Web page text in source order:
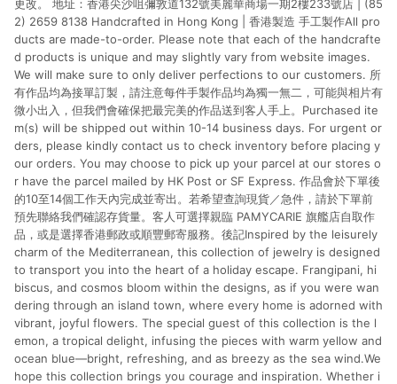
更改。 地址：香港尖沙咀彌敦道132號美麗華商場一期2樓233號店 | (85
2) 2659 8138 Handcrafted in Hong Kong | 香港製造 手工製作All pro
ducts are made-to-order. Please note that each of the handcrafte
d products is unique and may slightly vary from website images.
We will make sure to only deliver perfections to our customers. 所
有作品均為接單訂製，請注意每件手製作品均為獨一無二，可能與相片有
微小出入，但我們會確保把最完美的作品送到客人手上。Purchased ite
m(s) will be shipped out within 10-14 business days. For urgent or
ders, please kindly contact us to check inventory before placing y
our orders. You may choose to pick up your parcel at our stores o
r have the parcel mailed by HK Post or SF Express. 作品會於下單後
的10至14個工作天內完成並寄出。若希望查詢現貨／急件，請於下單前
預先聯絡我們確認存貨量。客人可選擇親臨 PAMYCARIE 旗艦店自取作
品，或是選擇香港郵政或順豐郵寄服務。後記Inspired by the leisurely
charm of the Mediterranean, this collection of jewelry is designed
to transport you into the heart of a holiday escape. Frangipani, hi
biscus, and cosmos bloom within the designs, as if you were wan
dering through an island town, where every home is adorned with
vibrant, joyful flowers. The special guest of this collection is the l
emon, a tropical delight, infusing the pieces with warm yellow and
ocean blue—bright, refreshing, and as breezy as the sea wind.We
hope this collection brings you courage and inspiration. Whether i